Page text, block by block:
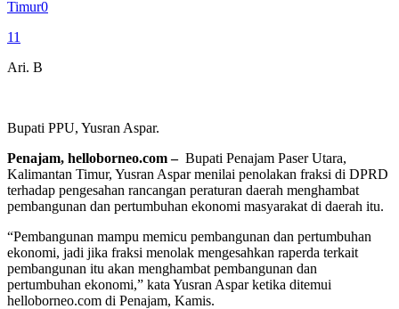
Timur0
11
Ari. B
Bupati PPU, Yusran Aspar.
Penajam, helloborneo.com– Bupati Penajam Paser Utara,
Kalimantan Timur, Yusran Aspar menilai penolakan fraksi di DPRD
terhadap pengesahan rancangan peraturan daerah menghambat
pembangunan dan pertumbuhan ekonomi masyarakat di daerah itu.
“Pembangunan mampu memicu pembangunan dan pertumbuhan
ekonomi, jadi jika fraksi menolak mengesahkan raperda terkait
pembangunan itu akan menghambat pembangunan dan
pertumbuhan ekonomi,” kata Yusran Aspar ketika ditemui
helloborneo.com di Penajam, Kamis.